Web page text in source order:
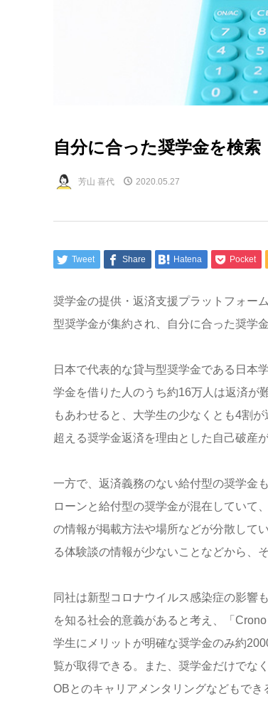
自分に合った奨学金を検
芳山 喜代 2020.05.27
Tweet Share Hatena Pocket
奨学金の提供・返済支援プラットフォー
型奨学金が集約され、自分に合った奨学
日本で代表的な貸与型奨学金である日本
学金を借りた人のうち約16万人は返済が
もあわせると、大学生の少なくとも4割
超える奨学金返済を理由とした自己破産
一方で、返済義務のない給付型の奨学金
ローンと給付型の奨学金が混在していて
の情報が掲載方法や場所などが分散して
る体験談の情報が少ないことなどから、
同社は新型コロナウイルス感染症の影響
を知る社会的意義があると考え、「
学生にメリットが明確な奨学金のみ約
覧が取得できる。また、奨学金だけでな
OBとのキャリアメンタリングなどもでき